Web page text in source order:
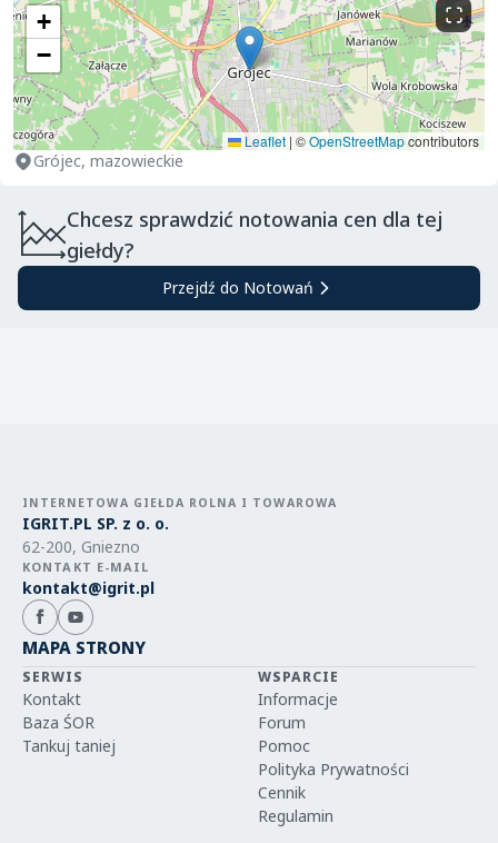
+
−
Leaflet | ©OpenStreetMapcontributors
Grójec, mazowieckie
Chcesz sprawdzić notowania cen dla tej
giełdy?
Przejdź do Notowań
INTERNETOWA GIEŁDA ROLNA I TOWAROWA
IGRIT.PL SP. z o. o.
62-200, Gniezno
KONTAKT E-MAIL
kontakt@igrit.pl
MAPA STRONY
SERWIS
Kontakt
Baza ŚOR
Tankuj taniej
WSPARCIE
Informacje
Forum
Pomoc
Polityka Prywatności
Cennik
Regulamin